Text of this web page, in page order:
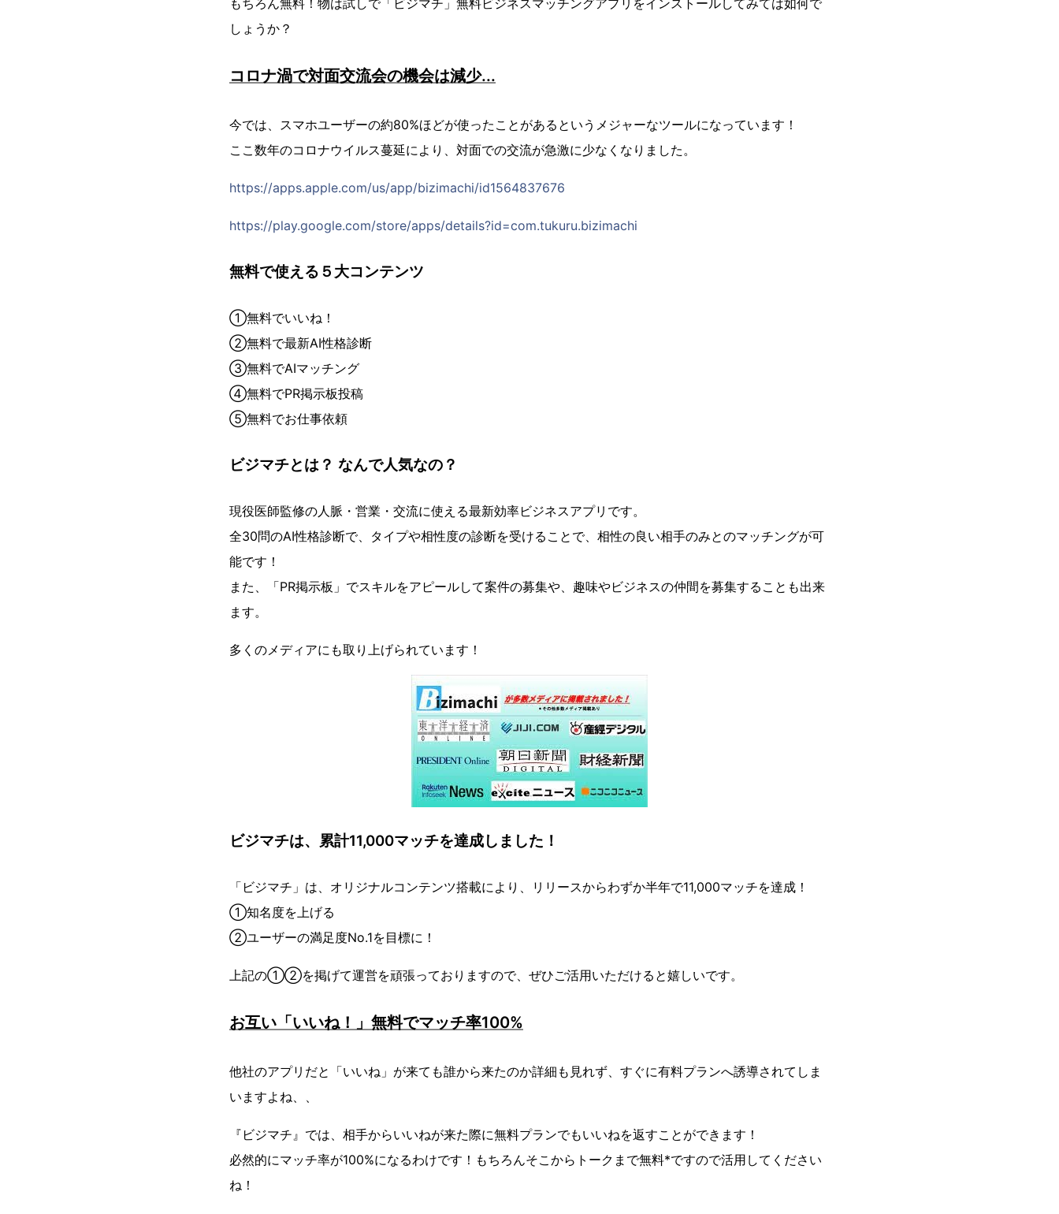
もちろん無料！物は試しで「ビジマチ」無料ビジネスマッチングアプリをインストールしてみては如何で
しょうか？
コロナ渦で対面交流会の機会は減少...
今では、スマホユーザーの約80%ほどが使ったことがあるというメジャーなツールになっています！
ここ数年のコロナウイルス蔓延により、対面での交流が急激に少なくなりました。
https://apps.apple.com/us/app/bizimachi/id1564837676
https://play.google.com/store/apps/details?id=com.tukuru.bizimachi
無料で使える５大コンテンツ
①無料でいいね！
②無料で最新AI性格診断
③無料でAIマッチング
④無料でPR掲示板投稿
⑤無料でお仕事依頼
ビジマチとは？ なんで人気なの？
現役医師監修の人脈・営業・交流に使える最新効率ビジネスアプリです。
全30問のAI性格診断で、タイプや相性度の診断を受けることで、相性の良い相手のみとのマッチングが可
能です！
また、「PR掲示板」でスキルをアピールして案件の募集や、趣味やビジネスの仲間を募集することも出来
ます。
多くのメディアにも取り上げられています！
ビジマチは、累計11,000マッチを達成しました！
「ビジマチ」は、オリジナルコンテンツ搭載により、リリースからわずか半年で11,000マッチを達成！
①知名度を上げる
②ユーザーの満足度No.1を目標に！
上記の①②を掲げて運営を頑張っておりますので、ぜひご活用いただけると嬉しいです。
お互い「いいね！」無料でマッチ率100%
他社のアプリだと「いいね」が来ても誰から来たのか詳細も見れず、すぐに有料プランへ誘導されてしま
いますよね、、
『ビジマチ』では、相手からいいねが来た際に無料プランでもいいねを返すことができます！
必然的にマッチ率が100%になるわけです！もちろんそこからトークまで無料*ですので活用してください
ね！